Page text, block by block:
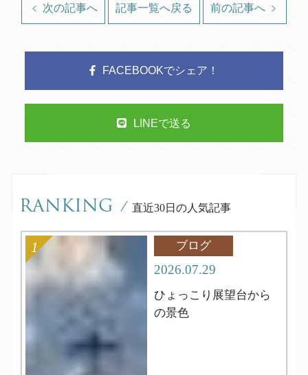
次の記事へ 記事一覧へ戻る 前の記事へ
FACEBOOKでシェア！
LINEで送る
RANKING / 直近30日の人気記事
ブログ
2026.07.29
ひょっこり展望台から
の景色